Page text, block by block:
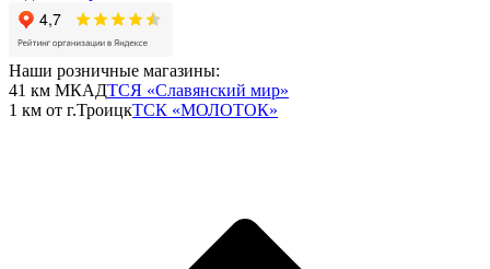
Наши розничные магазины:
41 км МКАДТСЯ «Славянский мир»
1 км от г.ТроицкТСК «МОЛОТОК»